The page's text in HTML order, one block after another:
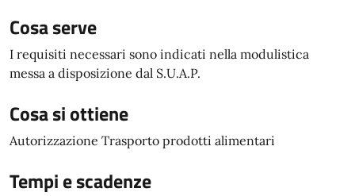
Cosa serve
I requisiti necessari sono indicati nella modulistica
messa a disposizione dal S.U.A.P.
Cosa si ottiene
Autorizzazione Trasporto prodotti alimentari
Tempi e scadenze